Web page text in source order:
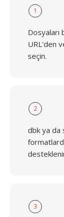
1
URL'den
seçin.
2
dbk ya da
3